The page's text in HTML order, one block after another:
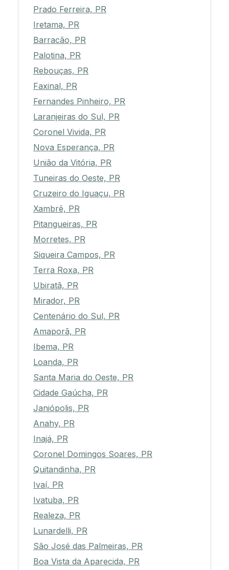
Prado Ferreira, PR
Iretama, PR
Barracão, PR
Palotina, PR
Rebouças, PR
Faxinal, PR
Fernandes Pinheiro, PR
Laranjeiras do Sul, PR
Coronel Vivida, PR
Nova Esperança, PR
União da Vitória, PR
Tuneiras do Oeste, PR
Cruzeiro do Iguaçu, PR
Xambrê, PR
Pitangueiras, PR
Morretes, PR
Siqueira Campos, PR
Terra Roxa, PR
Ubiratã, PR
Mirador, PR
Centenário do Sul, PR
Amaporã, PR
Ibema, PR
Loanda, PR
Santa Maria do Oeste, PR
Cidade Gaúcha, PR
Janiópolis, PR
Anahy, PR
Inajá, PR
Coronel Domingos Soares, PR
Quitandinha, PR
Ivaí, PR
Ivatuba, PR
Realeza, PR
Lunardelli, PR
São José das Palmeiras, PR
Boa Vista da Aparecida, PR